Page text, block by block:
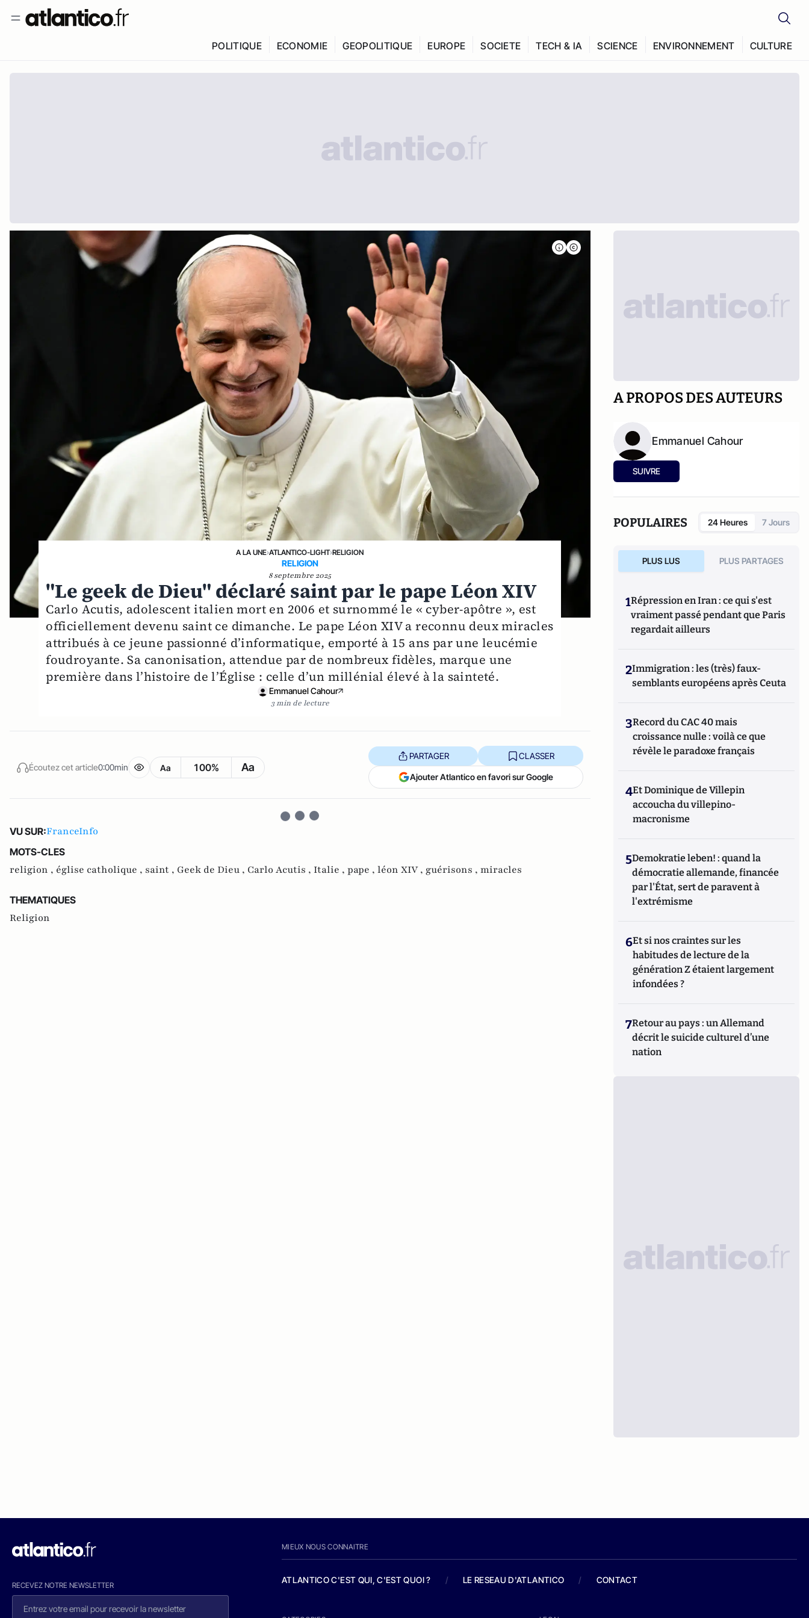
POLITIQUE ECONOMIE GEOPOLITIQUE EUROPE SOCIETE TECH & IA SCIENCE ENVIRONNEMENT CULTURE
A LA UNE›ATLANTICO-LIGHT›RELIGION
RELIGION
8 septembre 2025
"Le geek de Dieu" déclaré saint par le pape Léon XIV
Carlo Acutis, adolescent italien mort en 2006 et surnommé le « cyber-apôtre », est
officiellement devenu saint ce dimanche. Le pape Léon XIV a reconnu deux miracles
attribués à ce jeune passionné d’informatique, emporté à 15 ans par une leucémie
foudroyante. Sa canonisation, attendue par de nombreux fidèles, marque une
première dans l’histoire de l’Église : celle d’un millénial élevé à la sainteté.
Emmanuel Cahour
3 min de lecture
Écoutez cet article0:00min Aa 100% Aa
PARTAGER CLASSER
Ajouter Atlantico en favori sur Google
VU SUR:FranceInfo
MOTS-CLES
religion , église catholique , saint , Geek de Dieu , Carlo Acutis , Italie , pape , léon XIV , guérisons , miracles
THEMATIQUES
Religion
A PROPOS DES AUTEURS
Emmanuel Cahour
SUIVRE
POPULAIRES 24 Heures 7 Jours
PLUS LUS PLUS PARTAGES
1Répression en Iran : ce qui s'est
vraiment passé pendant que Paris
regardait ailleurs
2Immigration : les (très) faux-
semblants européens après Ceuta
3Record du CAC 40 mais
croissance nulle : voilà ce que
révèle le paradoxe français
4Et Dominique de Villepin
accoucha du villepino-
macronisme
5Demokratie leben! : quand la
démocratie allemande, financée
par l'État, sert de paravent à
l'extrémisme
6Et si nos craintes sur les
habitudes de lecture de la
génération Z étaient largement
infondées ?
7Retour au pays : un Allemand
décrit le suicide culturel d’une
nation
RECEVEZ NOTRE NEWSLETTER
MIEUX NOUS CONNAITRE
ATLANTICO C'EST QUI, C'EST QUOI ? / LE RESEAU D'ATLANTICO / CONTACT